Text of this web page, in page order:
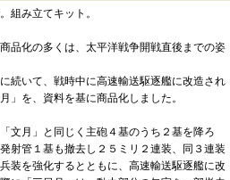
組み立てキット。
品化の多くは、太平洋戦争開戦直後までの姿
続いて、戦時中に高速輸送駆逐艦に改造され
」を、資料を基に商品化しました。
「文月」と同じく主砲４基のうち２基を降ろ
射管１基も撤去し２５ミリ２連装、同３連装
装を強化するとともに、高速輸送駆逐艦に改